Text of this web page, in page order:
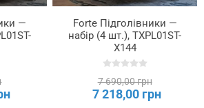
—
Forte Підголівники —
набір (4 шт.), TXPL01ST-
X144
7 690,00 грн
7 218,00 грн